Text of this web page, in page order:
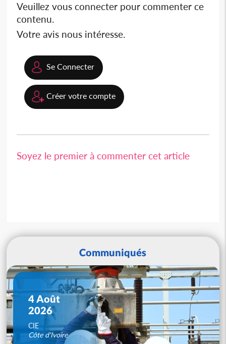
Veuillez vous connecter pour commenter ce
contenu.
Votre avis nous intéresse.
Se Connecter
Créer votre compte
Soyez le premier à commenter cet article
Communiqués
4 Août
2026
CIE
Côte d'Ivoire